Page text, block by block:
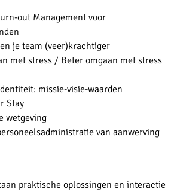
out Management voor
je team (veer)krachtiger
met stress / Beter omgaan met stress
missie-visie-waarden
Stay
wetgeving
van aanwerving
praktische oplossingen en interactie